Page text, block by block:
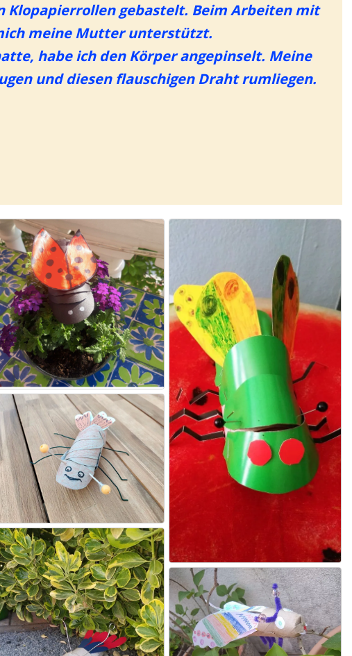
Klo­pa­pier­rol­len gebas­telt. Beim Arbei­ten mit
mei­ne Mut­ter unter­stützt.
habe ich den Kör­per ange­pin­selt. Mei­ne
und die­sen flau­schi­gen Draht rum­lie­gen.